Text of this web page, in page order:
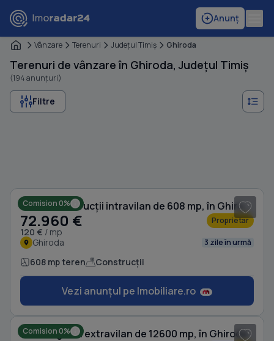
Anunț
Vânzare Terenuri Judeţul Timiş Ghiroda
Terenuri de vânzare în Ghiroda, Județul Timiș
(194 anunțuri)
Filtre
Comision 0% Teren Construcții intravilan de 608 mp, în Ghiroda
72.960 €
120 € / mp
Proprietar
Ghiroda 3 zile în urmă
608 mp teren Construcții
Vezi anunțul pe Imobiliare.ro
Comision 0%
Teren agricol extravilan de 12600 mp, în Ghiroda